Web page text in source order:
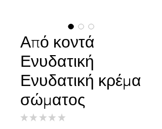
Από κοντά
Ενυδατική
Ενυδατική κρέμα
σώματος
★ ★ ★ ★ ★